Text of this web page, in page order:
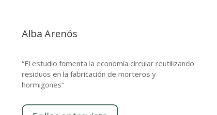
Alba Arenós
“El estudio fomenta la economía circular reutilizando
residuos en la fabricación de morteros y
hormigones”